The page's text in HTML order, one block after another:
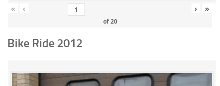
« ‹
of20
› »
Bike Ride 2012